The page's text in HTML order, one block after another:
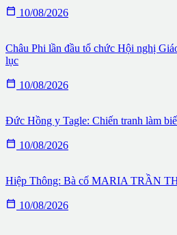
 10/08/2026
Châu Phi lần đầu tổ chức Hội nghị
lục
 10/08/2026
Đức Hồng y Tagle: Chiến tranh làm
 10/08/2026
Hiệp Thông: Bà cố MARIA TRẦN
 10/08/2026